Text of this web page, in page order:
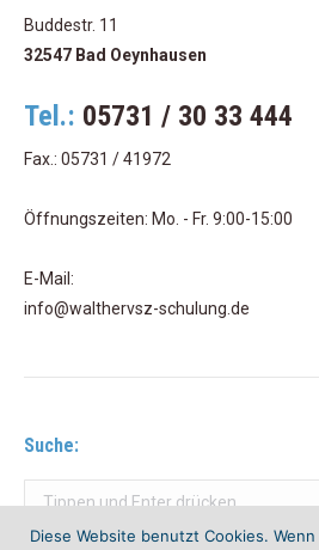
Buddestr. 11
32547 Bad Oeynhausen
Tel.: 05731 / 30 33 444
Fax.: 05731 / 41972
Öffnungszeiten: Mo. - Fr. 9:00-15:00
E-Mail:
info@walthervsz-schulung.de
Suche:
Search:
Diese Website benutzt Cookies.